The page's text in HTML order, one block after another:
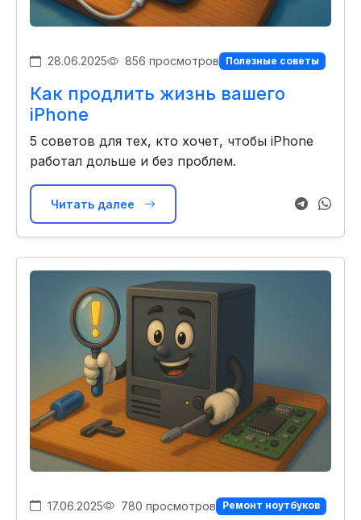
28.06.2025 856 просмотров Полезные советы
Как продлить жизнь вашего
iPhone
5 советов для тех, кто хочет, чтобы iPhone
работал дольше и без проблем.
Читать далее
17.06.2025 780 просмотров Ремонт ноутбуков